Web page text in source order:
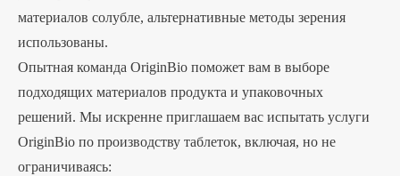
материалов солубле, альтернативные методы зерения
использованы.
Опытная команда OriginBio поможет вам в выборе
подходящих материалов продукта и упаковочных
решений. Мы искренне приглашаем вас испытать услуги
OriginBio по производству таблеток, включая, но не
ограничиваясь: